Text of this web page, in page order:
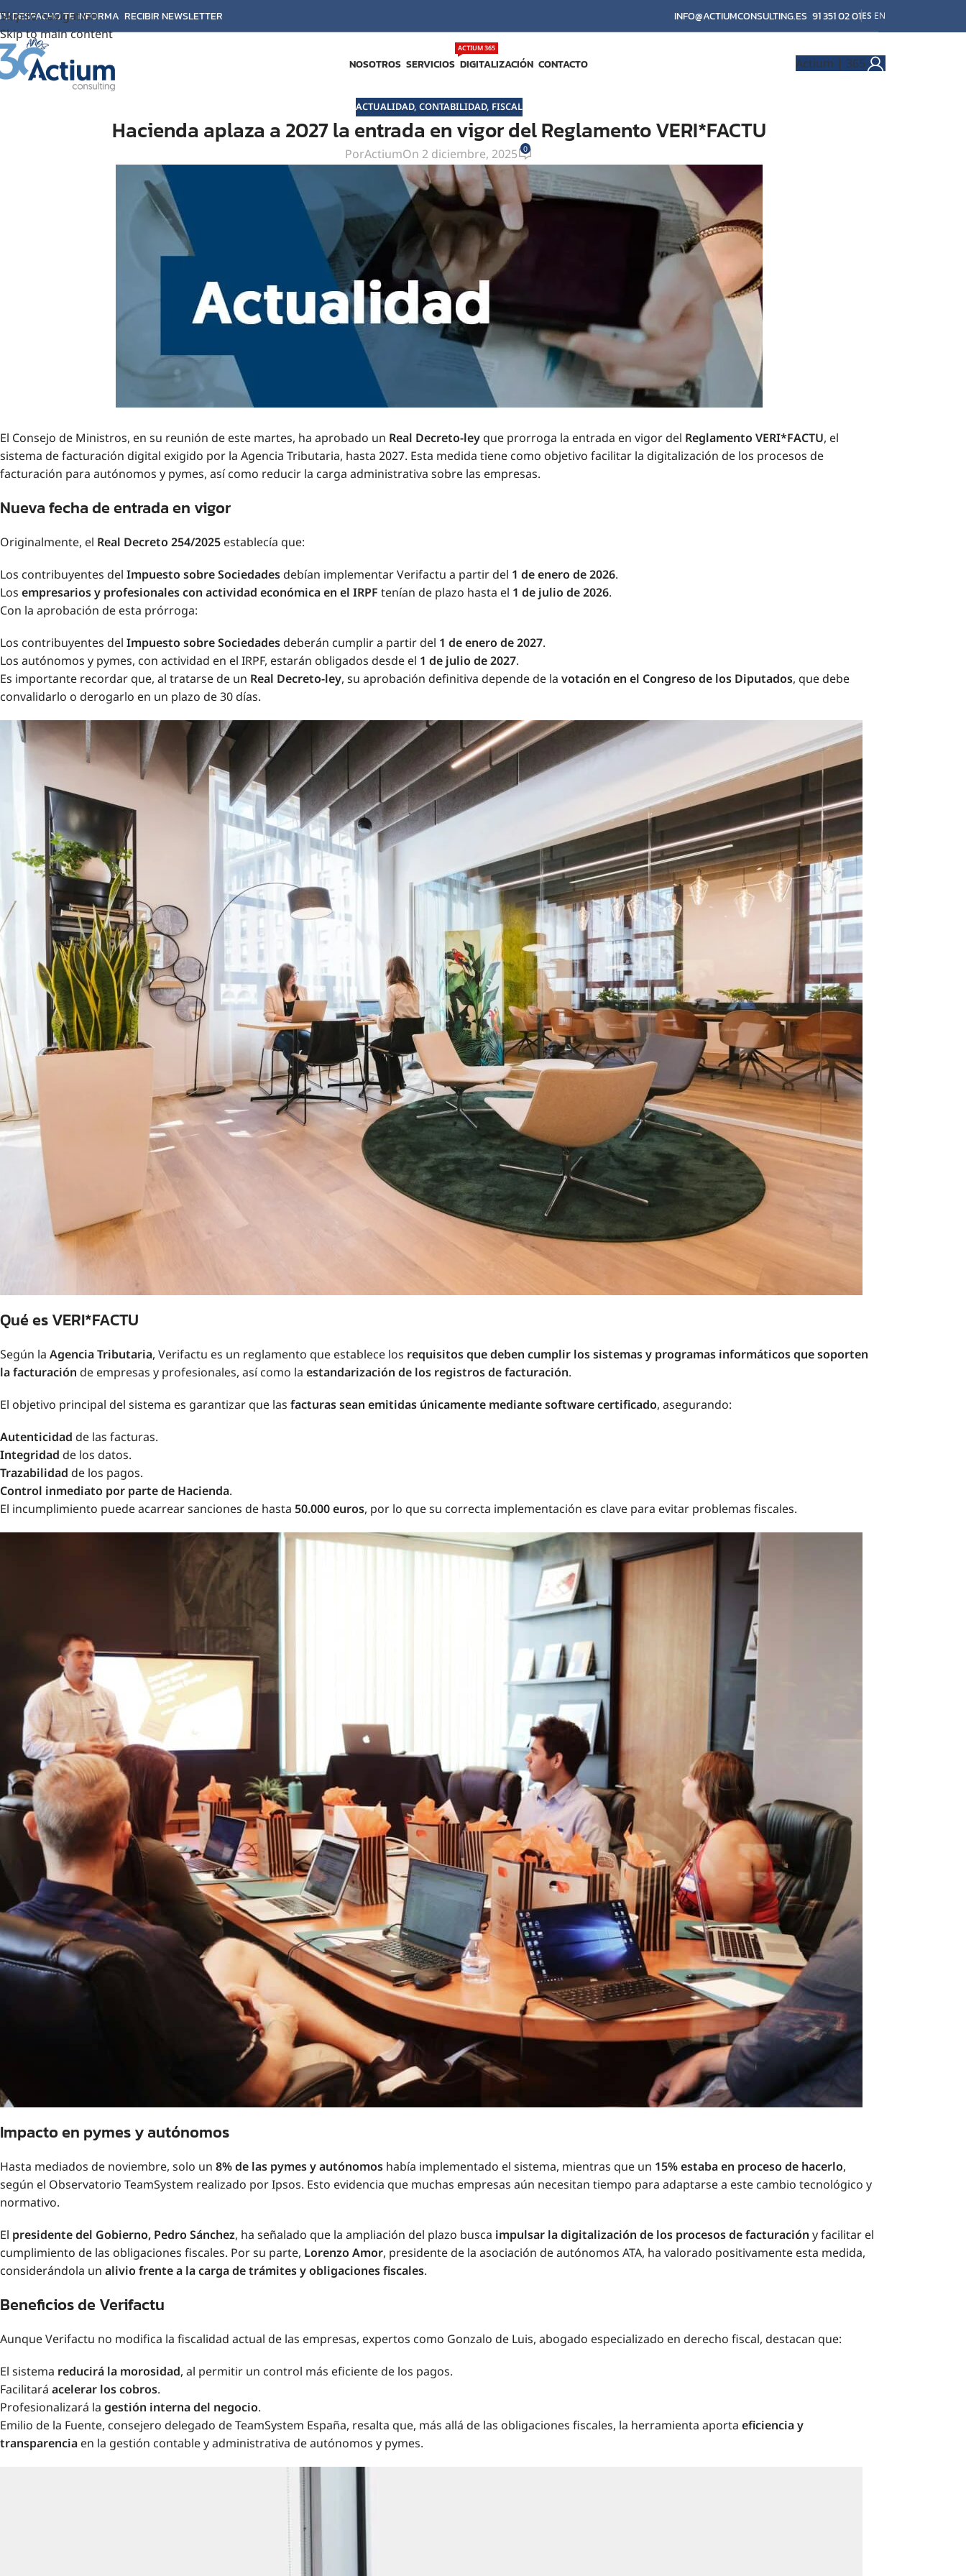
Skip to navigation
Skip to main content
DESPACHO TE INFORMA RECIBIR NEWSLETTER INFO@ACTIUMCONSULTING.ES 91 351 02 01ES EN
NOSOTROS SERVICIOS DIGITALIZACIÓN
ACTIUM 365
CONTACTO Actium | 365
ACTUALIDAD, CONTABILIDAD, FISCAL
Hacienda aplaza a 2027 la entrada en vigor del Reglamento VERI*FACTU
PorActiumOn 2 diciembre, 2025 0
El Consejo de Ministros, en su reunión de este martes, ha aprobado un Real Decreto-ley que prorroga la entrada en vigor del Reglamento VERI*FACTU, el
sistema de facturación digital exigido por la Agencia Tributaria, hasta 2027. Esta medida tiene como objetivo facilitar la digitalización de los procesos de
facturación para autónomos y pymes, así como reducir la carga administrativa sobre las empresas.
Nueva fecha de entrada en vigor
Originalmente, el Real Decreto 254/2025 establecía que:
Los contribuyentes del Impuesto sobre Sociedadesdebían implementar Verifactu a partir del 1 de enero de 2026.
Los empresarios y profesionales con actividad económica en el IRPF tenían de plazo hasta el 1 de julio de 2026.
Con la aprobación de esta prórroga:
Los contribuyentes del Impuesto sobre Sociedadesdeberán cumplir a partir del 1 de enero de 2027.
Los autónomos y pymes, con actividad en el IRPF, estarán obligados desde el 1 de julio de 2027.
Es importante recordar que, al tratarse de un Real Decreto-ley, su aprobación definitiva depende de la votación en el Congreso de los Diputados, que debe
convalidarlo o derogarlo en un plazo de 30 días.
Qué es VERI*FACTU
Según la Agencia Tributaria, Verifactu es un reglamento que establece los requisitos que deben cumplir los sistemas y programas informáticos que soporten
la facturación de empresas y profesionales, así como la estandarización de los registros de facturación.
El objetivo principal del sistema es garantizar que las facturas sean emitidas únicamente mediante software certificado, asegurando:
Autenticidad de las facturas.
Integridad de los datos.
Trazabilidad de los pagos.
Control inmediato por parte de Hacienda.
El incumplimiento puede acarrear sanciones de hasta 50.000 euros, por lo que su correcta implementación es clave para evitar problemas fiscales.
Impacto en pymes y autónomos
Hasta mediados de noviembre, solo un 8% de las pymes y autónomos había implementado el sistema, mientras que un 15% estaba en proceso de hacerlo,
según el Observatorio TeamSystem realizado por Ipsos. Esto evidencia que muchas empresas aún necesitan tiempo para adaptarse a este cambio tecnológico y
normativo.
El presidente del Gobierno, Pedro Sánchez, ha señalado que la ampliación del plazo busca impulsar la digitalización de los procesos de facturación y facilitar el
cumplimiento de las obligaciones fiscales. Por su parte, Lorenzo Amor, presidente de la asociación de autónomos ATA, ha valorado positivamente esta medida,
considerándola un alivio frente a la carga de trámites y obligaciones fiscales.
Beneficios de Verifactu
Aunque Verifactu no modifica la fiscalidad actual de las empresas, expertos como Gonzalo de Luis, abogado especializado en derecho fiscal, destacan que:
El sistema reducirá la morosidad, al permitir un control más eficiente de los pagos.
Facilitará acelerar los cobros.
Profesionalizará la gestión interna del negocio.
Emilio de la Fuente, consejero delegado de TeamSystem España, resalta que, más allá de las obligaciones fiscales, la herramienta aporta eficiencia y
transparencia en la gestión contable y administrativa de autónomos y pymes.